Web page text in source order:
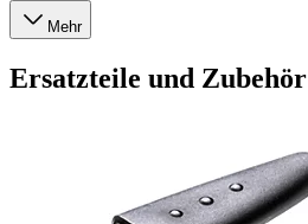
Mehr
Ersatzteile und Zubehör